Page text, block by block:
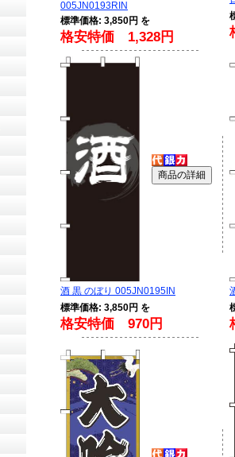
005JN0193RIN
標準価格: 3,850円 を
格安特価 1,328円
酒 黒 のぼり 005JN0195IN
標準価格: 3,850円 を
格安特価 970円